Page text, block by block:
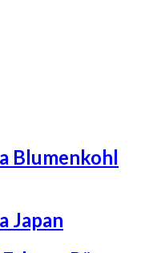
Blumenkohl
Japan